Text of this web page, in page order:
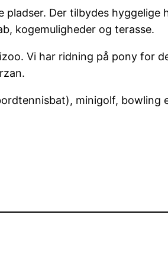
Der tilbydes
kogemuligheder og terasse.
Vi har ridning på pony for
minigolf, bowling